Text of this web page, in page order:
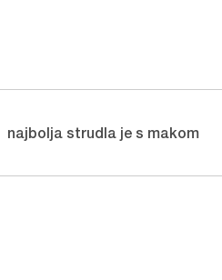
najbolja strudla je s makom